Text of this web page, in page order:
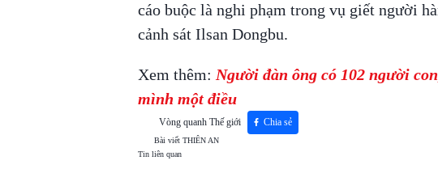
cáo buộc là nghi phạm trong vụ giết người
cảnh sát Ilsan Dongbu.
Xem thêm: Người đàn ông có 102 người
mình một điều
Vòng quanh Thế giới Chia sẻ
Bài viết THIÊN AN
Tin liên quan